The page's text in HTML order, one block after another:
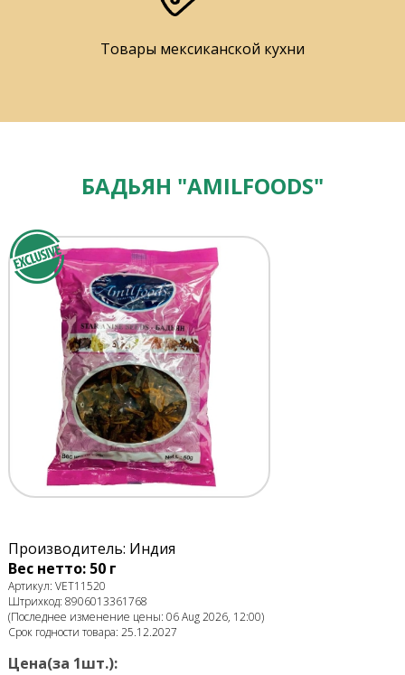
Товары мексиканской кухни
БАДЬЯН "AMILFOODS"
Производитель: Индия
Вес нетто: 50 г
Артикул: VET11520
Штрихкод: 8906013361768
(Последнее изменение цены: 06 Aug 2026, 12:00)
Срок годности товара: 25.12.2027
Цена(за 1шт.):